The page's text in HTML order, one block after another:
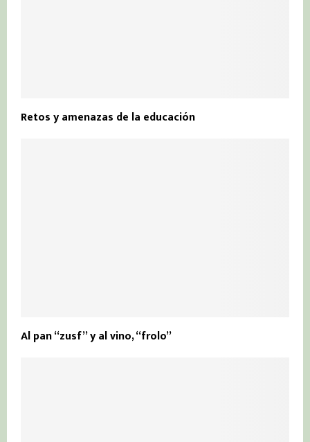
Retos y amenazas de la educación
Al pan “zusf” y al vino, “frolo”